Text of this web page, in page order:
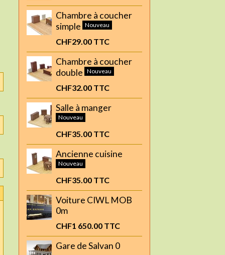
Chambre à coucher
simple
Nouveau
CHF29.00 TTC
Chambre à coucher
double
Nouveau
CHF32.00 TTC
Salle à manger
Nouveau
CHF35.00 TTC
Ancienne cuisine
Nouveau
CHF35.00 TTC
Voiture CIWL MOB
0m
CHF1 650.00 TTC
Gare de Salvan 0